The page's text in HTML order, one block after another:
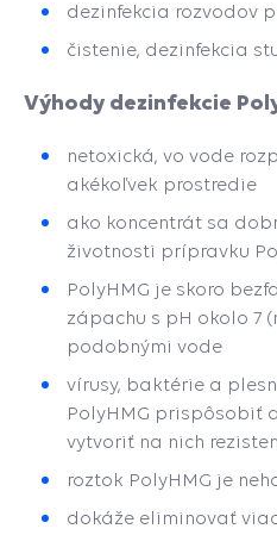
dezinfekcia rozvodov
čistenie, dezinfekcia
Výhody dezinfekcie
netoxická, vo vode
akékoľvek prostredie
ako koncentrát sa
životnosti prípravku
PolyHMG je skoro
zápachu s pH okolo 7
podobnými vode
vírusy, baktérie a
PolyHMG prispôsobiť
vytvoriť na nich
roztok PolyHMG je
dokáže eliminovať viac